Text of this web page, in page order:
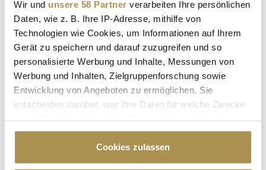
Wir und unsere 58 Partner verarbeiten Ihre persönlichen
Daten, wie z. B. Ihre IP-Adresse, mithilfe von
Technologien wie Cookies, um Informationen auf Ihrem
Gerät zu speichern und darauf zuzugreifen und so
personalisierte Werbung und Inhalte, Messungen von
Werbung und Inhalten, Zielgruppenforschung sowie
Entwicklung von Angeboten zu ermöglichen. Sie
entscheiden darüber, wer Ihre Daten für welche Zwecke
Cookie-Erklärung oder durch Klicken auf das Privacy
Trigger Symbol ändern oder widerrufen
Cookies zulassen